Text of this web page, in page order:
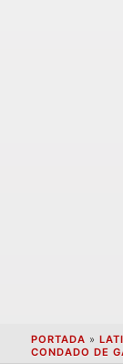
PORTADA »
CONDADO DE